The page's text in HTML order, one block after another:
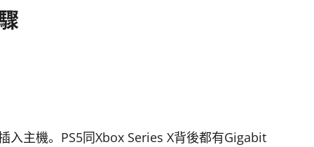
主機。PS5同Xbox Series X背後都有Gigabit